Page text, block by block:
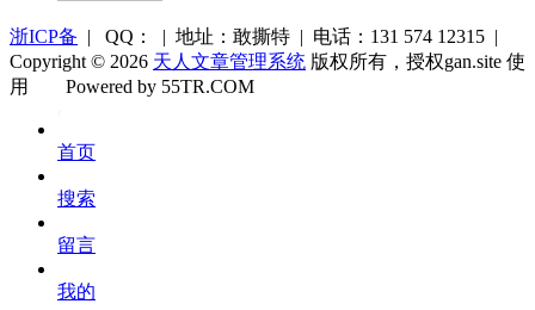
浙ICP备 | QQ： | 地址：敢撕特 | 电话：131 574 12315 |
Copyright © 2026 天人文章管理系统 版权所有，授权gan.site 使
用
库
Powered by 55TR.COM
首页
搜索
留言
我的